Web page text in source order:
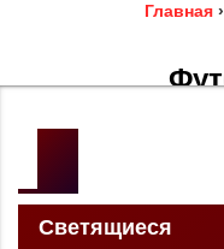
Главная ›
Студия
закажи
Светящиеся